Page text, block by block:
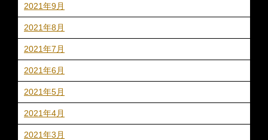
2021年9月
2021年8月
2021年7月
2021年6月
2021年5月
2021年4月
2021年3月